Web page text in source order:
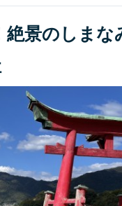
景のしまな